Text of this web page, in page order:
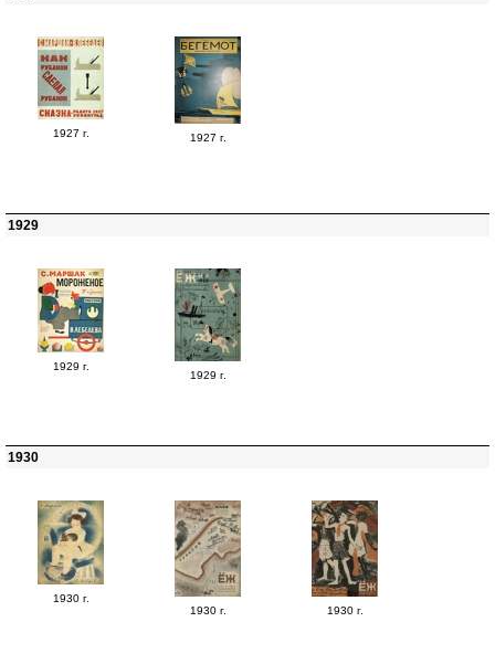
1927 г. 1927 г.
1929
1929 г.
1929 г.
1930
1930 г.
1930 г.
1930 г.